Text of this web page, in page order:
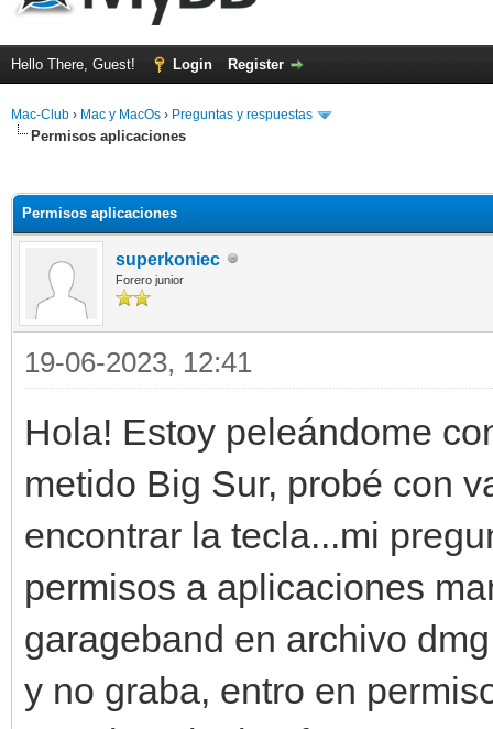
Hello There, Guest! Login Register
Mac-Club › Mac y MacOs › Preguntas y respuestas
Permisos aplicaciones
Permisos aplicaciones
superkoniec
Forero junior
19-06-2023, 12:41
Hola! Estoy peleándome
metido Big Sur, probé con
encontrar la tecla...mi
permisos a aplicaciones
garageband en archivo
y no graba, entro en